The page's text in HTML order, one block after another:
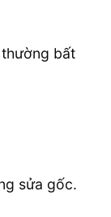
bất
sửa gốc.